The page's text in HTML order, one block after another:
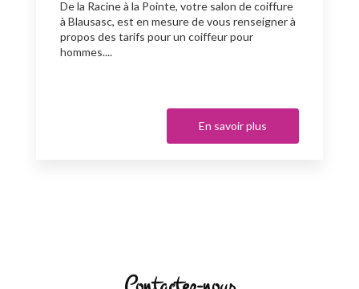
De la Racine à la Pointe, votre salon de coiffure
à Blausasc, est en mesure de vous renseigner à
propos des tarifs pour un coiffeur pour
hommes....
En savoir plus